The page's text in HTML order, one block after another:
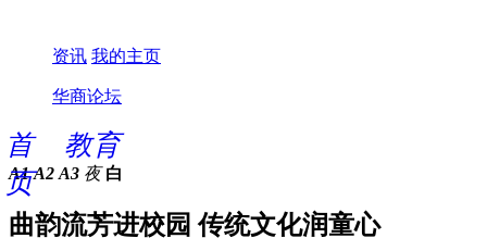
资讯 我的主页
华商论坛
首
页
教育
A1 A2 A3 夜 白
曲韵流芳进校园 传统文化润童心